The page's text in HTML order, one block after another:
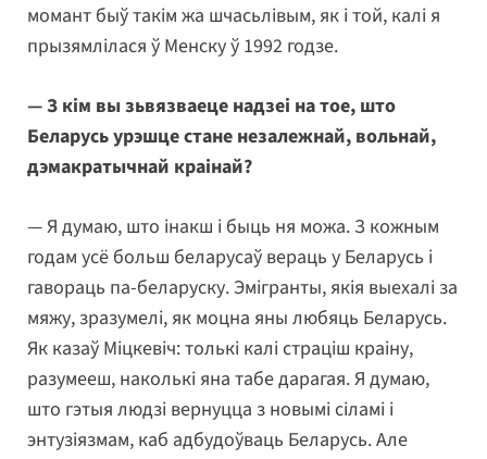
момант быў такім жа шчасьлівым, як і той, калі я
прызямлілася ў Менску ў 1992 годзе.
— З кім вы зьвязваеце надзеі на тое, што
Беларусь урэшце стане незалежнай, вольнай,
дэмакратычнай краінай?
— Я думаю, што інакш і быць ня можа. З кожным
годам усё больш беларусаў вераць у Беларусь і
гавораць па-беларуску. Эмігранты, якія выехалі за
мяжу, зразумелі, як моцна яны любяць Беларусь.
Як казаў Міцкевіч: толькі калі страціш краіну,
разумееш, наколькі яна табе дарагая. Я думаю,
што гэтыя людзі вернуцца з новымі сіламі і
энтузіязмам, каб адбудоўваць Беларусь. Але